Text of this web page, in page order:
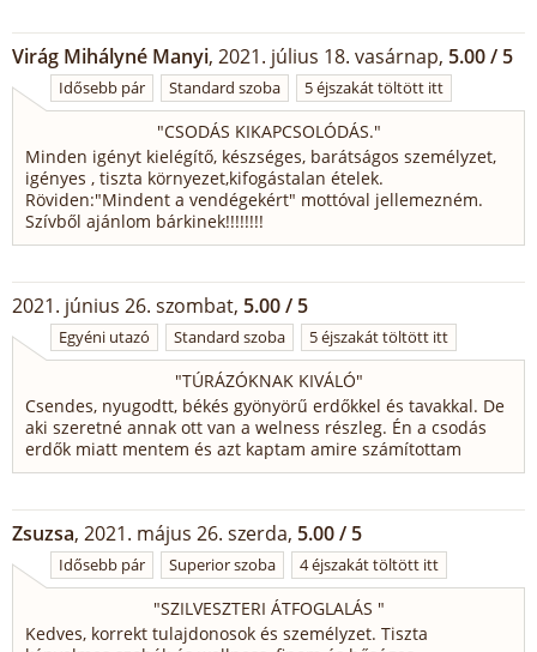
Virág Mihályné Manyi, 2021. július 18. vasárnap, 5.00 / 5
Idősebb pár Standard szoba 5 éjszakát töltött itt
"CSODÁS KIKAPCSOLÓDÁS."
Minden igényt kielégítő, készséges, barátságos személyzet,
igényes , tiszta környezet,kifogástalan ételek.
Röviden:"Mindent a vendégekért" mottóval jellemezném.
Szívből ajánlom bárkinek!!!!!!!!
2021. június 26. szombat, 5.00 / 5
Egyéni utazó Standard szoba 5 éjszakát töltött itt
"TÚRÁZÓKNAK KIVÁLÓ"
Csendes, nyugodtt, békés gyönyörű erdőkkel és tavakkal. De
aki szeretné annak ott van a welness részleg. Én a csodás
erdők miatt mentem és azt kaptam amire számítottam
Zsuzsa, 2021. május 26. szerda, 5.00 / 5
Idősebb pár Superior szoba 4 éjszakát töltött itt
"SZILVESZTERI ÁTFOGLALÁS "
Kedves, korrekt tulajdonosok és személyzet. Tiszta